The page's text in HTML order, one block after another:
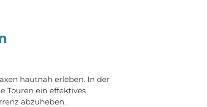
hautnah erleben. In der
Touren ein effektives
abzuheben,